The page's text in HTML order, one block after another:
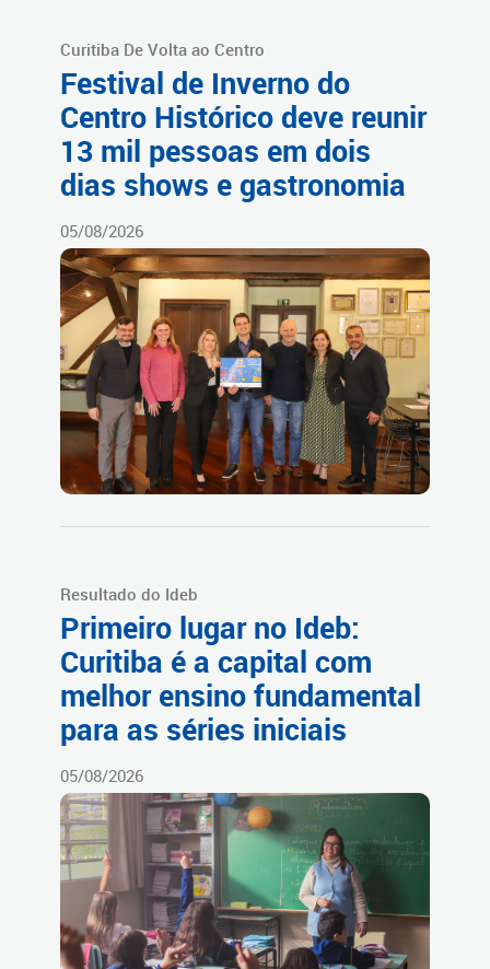
Curitiba De Volta ao Centro
Festival de Inverno do
Centro Histórico deve reunir
13 mil pessoas em dois
dias shows e gastronomia
05/08/2026
Resultado do Ideb
Primeiro lugar no Ideb:
Curitiba é a capital com
melhor ensino fundamental
para as séries iniciais
05/08/2026